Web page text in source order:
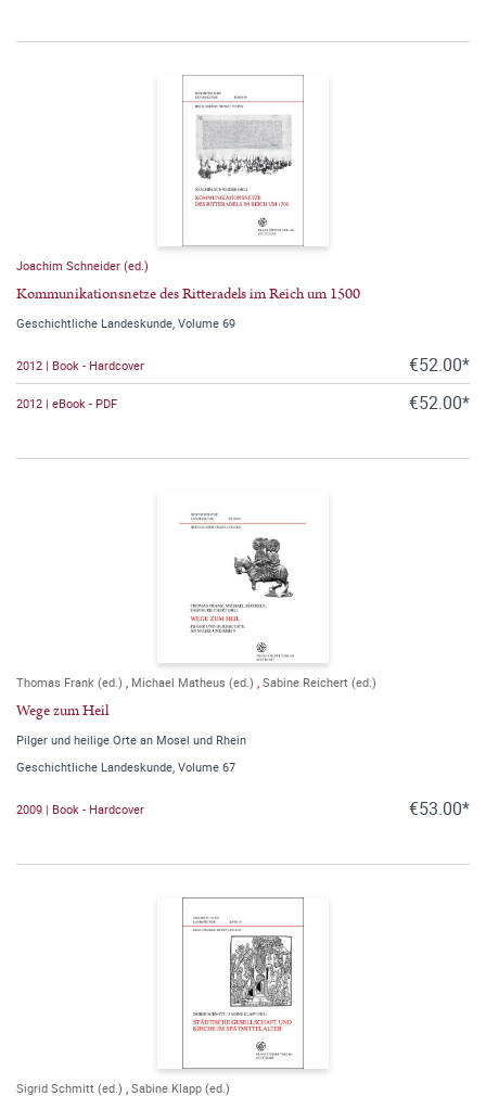
Joachim Schneider (ed.)
Kommunikationsnetze des Ritteradels im Reich um 1500
Geschichtliche Landeskunde, Volume 69
2012 | Book - Hardcover €52.00*
2012 | eBook - PDF €52.00*
Thomas Frank (ed.) , Michael Matheus (ed.) , Sabine Reichert (ed.)
Wege zum Heil
Pilger und heilige Orte an Mosel und Rhein
Geschichtliche Landeskunde, Volume 67
2009 | Book - Hardcover €53.00*
Sigrid Schmitt (ed.) , Sabine Klapp (ed.)